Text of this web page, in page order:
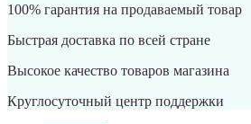
100% гарантия на продаваемый товар
Быстрая доставка по всей стране
Высокое качество товаров магазина
Круглосуточный центр поддержки